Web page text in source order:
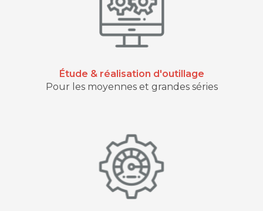
Étude & réalisation d'outillage
Pour les moyennes et grandes séries